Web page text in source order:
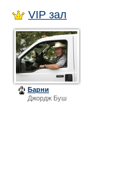
VIP зал
Барни
Джордж Буш